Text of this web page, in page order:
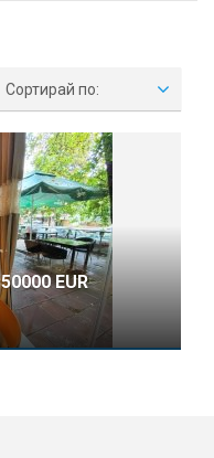
Сортирай по:
EUR